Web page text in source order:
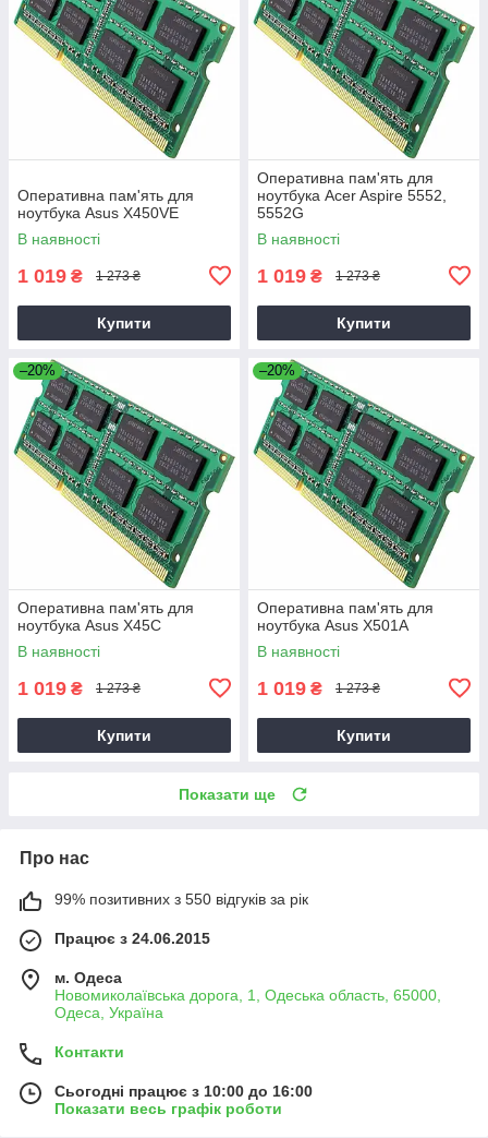
Оперативна пам'ять для
ноутбука Asus X450VE
В наявності
1 019 ₴ 1 273 ₴
Купити
Оперативна пам'ять для
ноутбука Acer Aspire 5552,
5552G
В наявності
1 019 ₴ 1 273 ₴
Купити
–20%
Оперативна пам'ять для
ноутбука Asus X45C
В наявності
1 019 ₴ 1 273 ₴
Купити
–20%
Оперативна пам'ять для
ноутбука Asus X501A
В наявності
1 019 ₴ 1 273 ₴
Купити
Показати ще
Про нас
99% позитивних з 550 відгуків за рік
Працює з 24.06.2015
м. Одеса
Новомиколаївська дорога, 1, Одеська область, 65000,
Одеса, Україна
Контакти
Сьогодні працює з 10:00 до 16:00
Показати весь графік роботи